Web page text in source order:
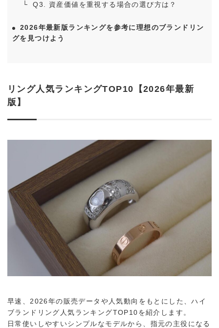
Q3. 資産価値を重視する場合の選び方は？
2026年最新版ランキングを参考に理想のブランドリン
グを見つけよう
リング人気ランキングTOP10【2026年最新
版】
早速、2026年の販売データや人気動向をもとにした、ハイ
ブランドリング人気ランキングTOP10を紹介します。
日常使いしやすいシンプルなモデルから、指元の主役になる